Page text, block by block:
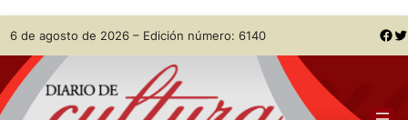
Skip
to
content
6 de agosto de 2026 – Edición número: 6140 Facebook Twitter